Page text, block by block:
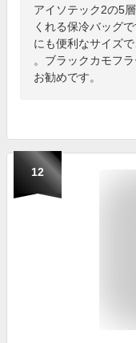
アイソテック2の5
くれる保冷バッグ
にも便利なサイズ
。ブラックカモフ
お勧めです。
12